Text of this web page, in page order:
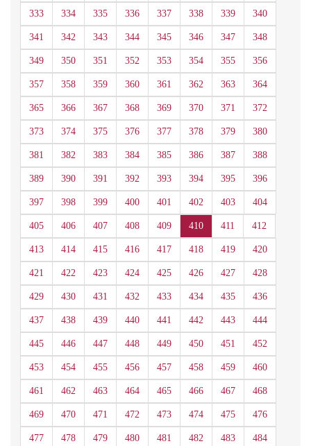
333 334 335 336 337 338 339 340
341 342 343 344 345 346 347 348
349 350 351 352 353 354 355 356
357 358 359 360 361 362 363 364
365 366 367 368 369 370 371 372
373 374 375 376 377 378 379 380
381 382 383 384 385 386 387 388
389 390 391 392 393 394 395 396
397 398 399 400 401 402 403 404
405 406 407 408 409 410 411 412
413 414 415 416 417 418 419 420
421 422 423 424 425 426 427 428
429 430 431 432 433 434 435 436
437 438 439 440 441 442 443 444
445 446 447 448 449 450 451 452
453 454 455 456 457 458 459 460
461 462 463 464 465 466 467 468
469 470 471 472 473 474 475 476
477 478 479 480 481 482 483 484